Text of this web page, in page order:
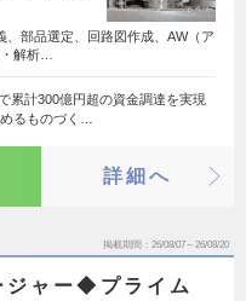
、部品選定、回路図作成、AW（ア
解析…
累計300億円超の資金調達を実現
るものづく…
詳細へ
掲載期間 26/08/07～26/08/20
ジャー◆プライム